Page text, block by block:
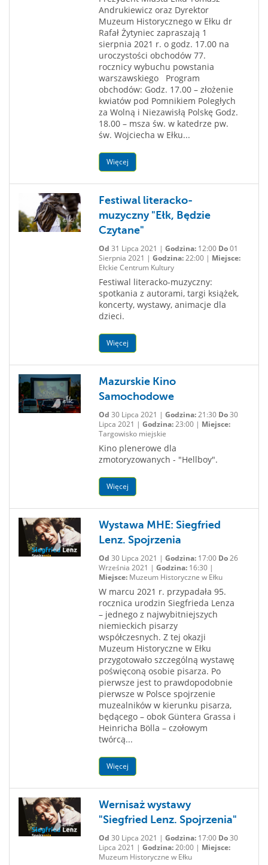
Andrukiewicz oraz Dyrektor
Muzeum Historycznego w Ełku dr
Rafał Żytyniec zapraszają 1
sierpnia 2021 r. o godz. 17.00 na
uroczystości obchodów 77.
rocznicy wybuchu powstania
warszawskiego Program
obchodów: Godz. 17.00 – złożenie
kwiatów pod Pomnikiem Poległych
za Wolną i Niezawisłą Polskę Godz.
18.00 – msza św. w katedrze pw.
św. Wojciecha w Ełku...
Więcej
Festiwal literacko-
muzyczny "Ełk, Będzie
Czytane"
Od 31 Lipca 2021 | Godzina:12:00 Do01
Sierpnia 2021 | Godzina:22:00 | Miejsce:
Ełckie Centrum Kultury
Festiwal literacko-muzyczny:
spotkania z autorami, targi książek,
koncerty, wystawy, animacje dla
dzieci.
Więcej
Mazurskie Kino
Samochodowe
Od 30 Lipca 2021 | Godzina:21:30 Do30
Lipca 2021 | Godzina:23:00 | Miejsce:
Targowisko miejskie
Kino plenerowe dla
zmotoryzowanych - "Hellboy".
Więcej
Wystawa MHE: Siegfried
Lenz. Spojrzenia
Od 30 Lipca 2021 | Godzina:17:00 Do26
Września 2021 | Godzina:16:30 |
Miejsce:Muzeum Historyczne w Ełku
W marcu 2021 r. przypadała 95.
rocznica urodzin Siegfrieda Lenza
– jednego z najwybitniejszych
niemieckich pisarzy
współczesnych. Z tej okazji
Muzeum Historyczne w Ełku
przygotowało szczególną wystawę
poświęconą osobie pisarza. Po
pierwsze jest to prawdopodobnie
pierwsze w Polsce spojrzenie
muzealników w kierunku pisarza,
będącego – obok Güntera Grassa i
Heinricha Bölla – czołowym
twórcą...
Więcej
Wernisaż wystawy
"Siegfried Lenz. Spojrzenia"
Od 30 Lipca 2021 | Godzina:17:00 Do30
Lipca 2021 | Godzina:20:00 | Miejsce:
Muzeum Historyczne w Ełku